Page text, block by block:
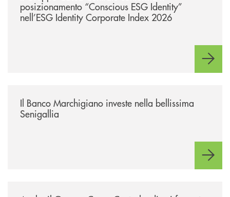
posizionamento “Conscious ESG Identity”
nell’ESG Identity Corporate Index 2026
Il Banco Marchigiano investe nella bellissima
Senigallia